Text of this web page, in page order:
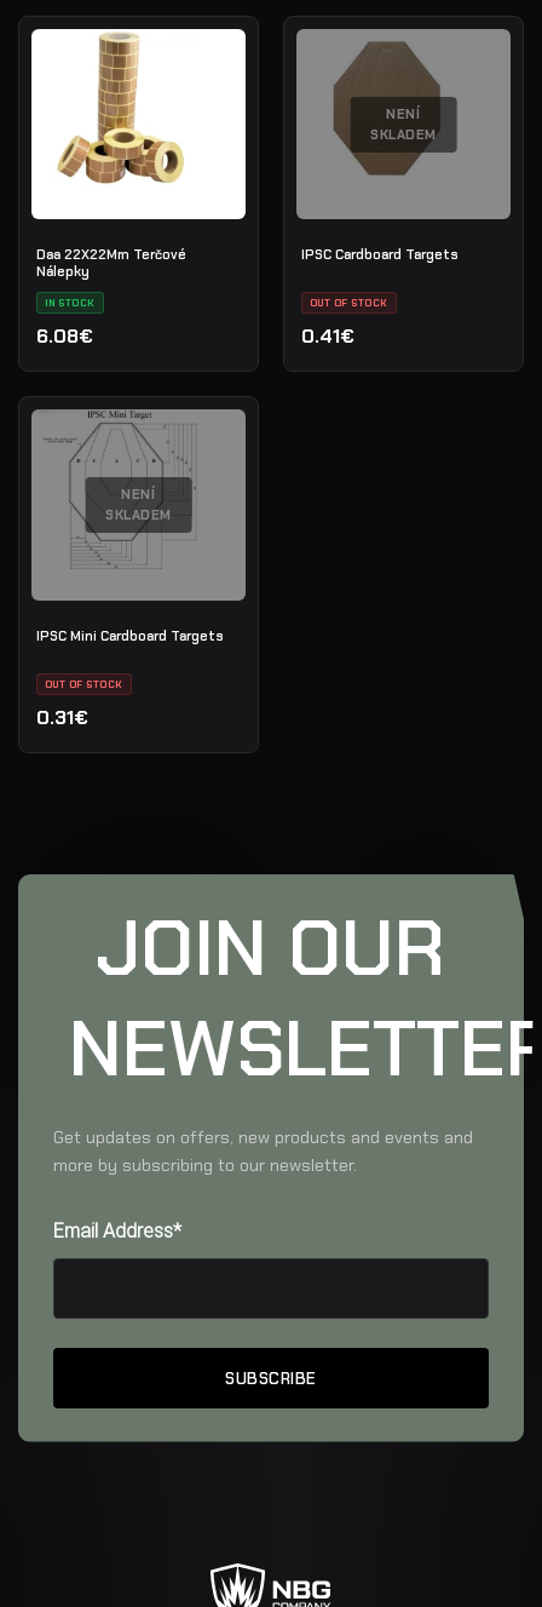
Daa 22X22Mm Terčové
Nálepky
IN STOCK
6.08€
NENÍ
SKLADEM
IPSC Cardboard Targets
OUT OF STOCK
0.41€
NENÍ
SKLADEM
IPSC Mini Cardboard Targets
OUT OF STOCK
0.31€
JOIN OUR
Get updates on offers, new products and events and
more by subscribing to our newsletter.
Email Address*